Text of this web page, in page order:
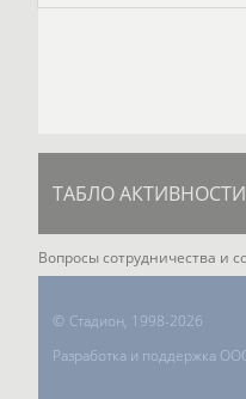
ТАБЛО АКТИВНОСТИ
Вопросы сотрудничества и
© Стадион, 1998-2026
Разработка и поддержка